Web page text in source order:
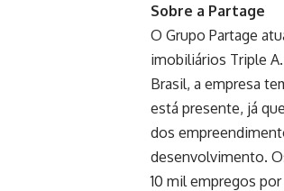
Sobre a Partage
O Grupo Partage
imobiliários Triple
Brasil, a empresa
está presente, já
dos
desenvolvimento.
10 mil empregos